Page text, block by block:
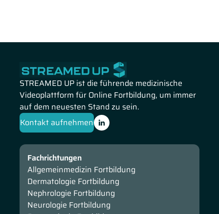
STREAMED UP ist die führende medizinische
Videoplattform für Online Fortbildung, um immer
auf dem neuesten Stand zu sein.
Kontakt aufnehmen
Fachrichtungen
Allgemeinmedizin Fortbildung
Dermatologie Fortbildung
Nephrologie Fortbildung
Neurologie Fortbildung